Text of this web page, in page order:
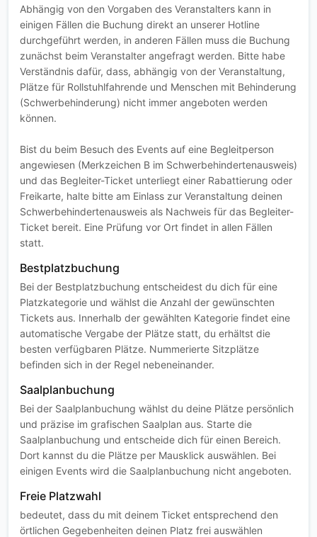
Abhängig von den Vorgaben des Veranstalters kann in
einigen Fällen die Buchung direkt an unserer Hotline
durchgeführt werden, in anderen Fällen muss die Buchung
zunächst beim Veranstalter angefragt werden. Bitte habe
Verständnis dafür, dass, abhängig von der Veranstaltung,
Plätze für Rollstuhlfahrende und Menschen mit Behinderung
(Schwerbehinderung) nicht immer angeboten werden
können.
Bist du beim Besuch des Events auf eine Begleitperson
angewiesen (Merkzeichen B im Schwerbehindertenausweis)
und das Begleiter-Ticket unterliegt einer Rabattierung oder
Freikarte, halte bitte am Einlass zur Veranstaltung deinen
Schwerbehindertenausweis als Nachweis für das Begleiter-
Ticket bereit. Eine Prüfung vor Ort findet in allen Fällen
statt.
Bestplatzbuchung
Bei der Bestplatzbuchung entscheidest du dich für eine
Platzkategorie und wählst die Anzahl der gewünschten
Tickets aus. Innerhalb der gewählten Kategorie findet eine
automatische Vergabe der Plätze statt, du erhältst die
besten verfügbaren Plätze. Nummerierte Sitzplätze
befinden sich in der Regel nebeneinander.
Saalplanbuchung
Bei der Saalplanbuchung wählst du deine Plätze persönlich
und präzise im grafischen Saalplan aus. Starte die
Saalplanbuchung und entscheide dich für einen Bereich.
Dort kannst du die Plätze per Mausklick auswählen. Bei
einigen Events wird die Saalplanbuchung nicht angeboten.
Freie Platzwahl
bedeutet, dass du mit deinem Ticket entsprechend den
örtlichen Gegebenheiten deinen Platz frei auswählen